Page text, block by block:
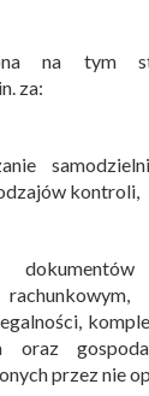
na tym
za:
kontroli,
oraz
przez nie